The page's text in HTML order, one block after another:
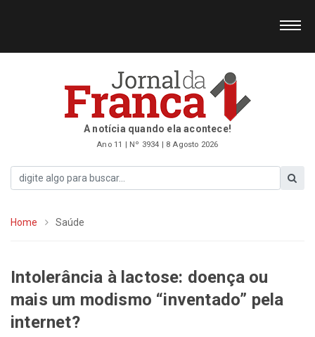
A notícia quando ela acontece!
Ano 11 | Nº 3934 | 8 Agosto 2026
Home Saúde
Intolerância à lactose: doença ou
mais um modismo “inventado” pela
internet?